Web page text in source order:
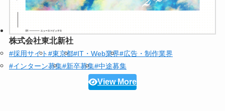
株式会社東北新社
#採用サイト#東京都#IT・Web業界#広告・制作業界
#インターン募集#新卒募集#中途募集
View More